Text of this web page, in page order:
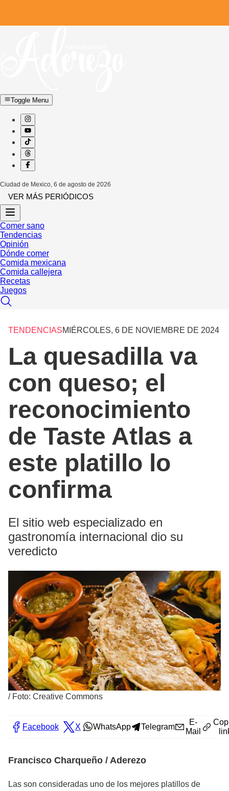
Toggle Menu
Ciudad de Mexico, 6 de agosto de 2026
VER MÁS PERIÓDICOS
Comer sano
Tendencias
Opinión
Dónde comer
Comida mexicana
Comida callejera
Recetas
Juegos
TENDENCIASMIÉRCOLES, 6 DE NOVIEMBRE DE 2024
La quesadilla va
con queso; el
reconocimiento
de Taste Atlas a
este platillo lo
confirma
El sitio web especializado en
gastronomía internacional dio su
veredicto
/ Foto: Creative Commons
Facebook X WhatsApp Telegram
E-
Mail
Francisco Charqueño / Aderezo
Las son consideradas uno de los mejores platillos de